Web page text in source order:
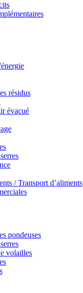
résidus
évacué
/ Transport d’aliments
pondeuses
volailles